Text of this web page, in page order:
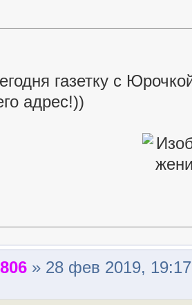
газетку с
адрес!))
» 28 фев 2019, 19:17